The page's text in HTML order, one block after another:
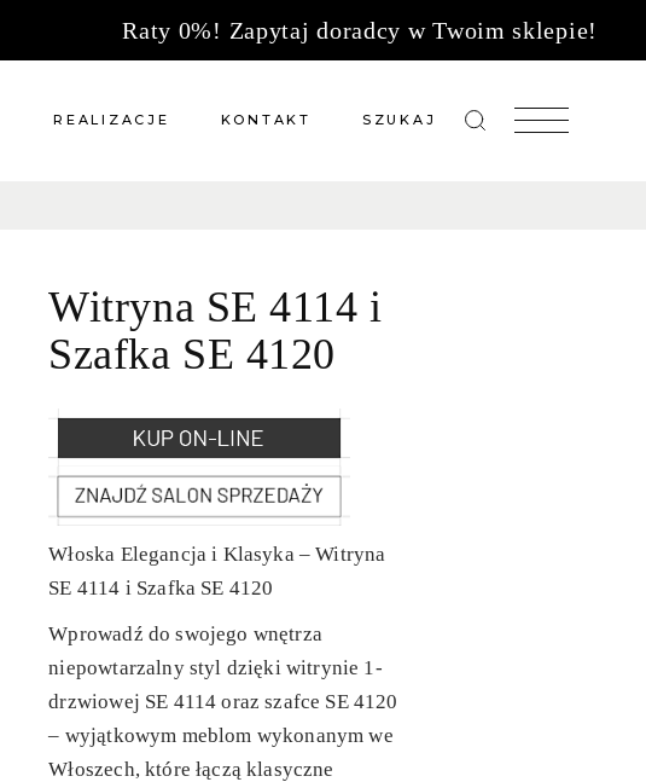
Raty 0%! Zapytaj doradcy w Twoim sklepie!
REALIZACJE KONTAKT
Kuchnie
SZUKAJ
Witryna SE 4114 i
Szafka SE 4120
Włoska Elegancja i Klasyka – Witryna
SE 4114 i Szafka SE 4120
Wprowadź do swojego wnętrza
niepowtarzalny styl dzięki witrynie 1-
drzwiowej SE 4114 orazszafce SE 4120
– wyjątkowym meblom wykonanym we
Włoszech, które łączą klasyczne